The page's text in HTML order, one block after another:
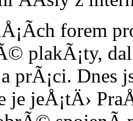
forem
plakÃ¡ty,
prÃ¡ci. Dnes
je jeÅ¡tÄ›